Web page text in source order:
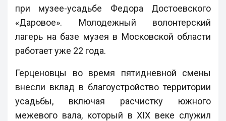
при музее-усадьбе Федора Достоевского
«Даровое». Молодежный волонтерский
лагерь на базе музея в Московской области
работает уже 22 года.
Герценовцы во время пятидневной смены
внесли вклад в благоустройство территории
усадьбы, включая расчистку южного
межевого вала, который в XIX веке служил